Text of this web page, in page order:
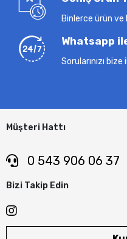
Binlerce ürün
Whatsapp
Sorularınızı
Müşteri Hattı
0 543 906 06 37
Bizi Takip Edin